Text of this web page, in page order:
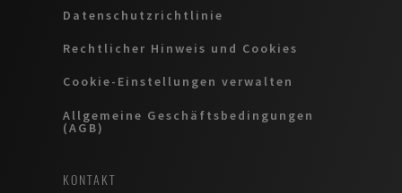
Datenschutzrichtlinie
Rechtlicher Hinweis und Cookies
Cookie-Einstellungen verwalten
Allgemeine Geschäftsbedingungen
(AGB)
KONTAKT